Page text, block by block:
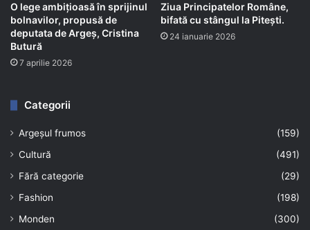
O lege ambițioasă în sprijinul
bolnavilor, propusă de
deputata de Argeș, Cristina
Butură
7 aprilie 2026
Ziua Principatelor Române,
bifată cu stângul la Pitești.
24 ianuarie 2026
Categorii
Argeșul frumos
(159)
Cultură
(491)
Fără categorie
(29)
Fashion
(198)
Monden
(300)